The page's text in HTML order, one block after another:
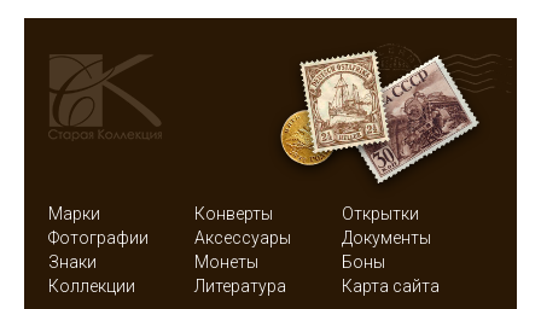
Марки Конверты
Открытки
Фотографии
Аксессуары
Документы
Знаки
Монеты
Боны
Коллекции
Литература Карта сайта